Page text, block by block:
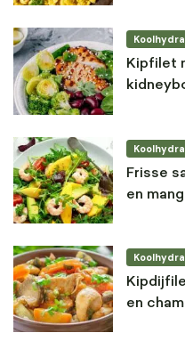
Kipfilet
Frisse
en
en